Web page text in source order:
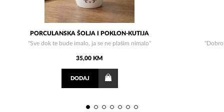
PORCULANSKA ŠOLJA I POKLON-KUTIJA
"Sve dok te bude imalo, ja se ne plašim nimalo"
35,00 KM
DODAJ